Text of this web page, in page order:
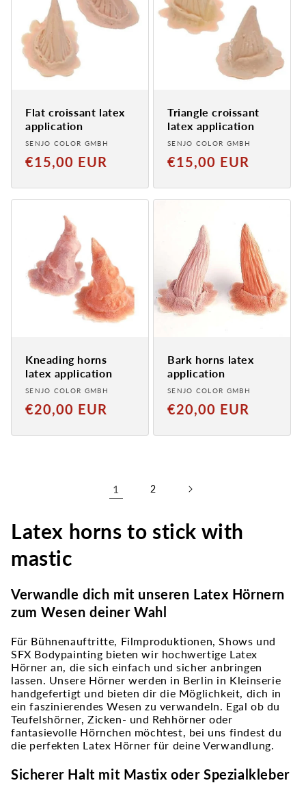
Flat croissant latex
application
Provider:
SENJO COLOR GMBH
Normal
€15,00 EUR
Triangle croissant
latex application
Provider:
SENJO COLOR GMBH
Normal
€15,00 EUR
Kneading horns
latex application
Provider:
SENJO COLOR GMBH
Normal
€20,00 EUR
Bark horns latex
application
Provider:
SENJO COLOR GMBH
Normal
€20,00 EUR
1 2
Latex horns to stick with
mastic
Verwandle dich mit unseren Latex Hörnern
zum Wesen deiner Wahl
Für Bühnenauftritte, Filmproduktionen, Shows und
SFX Bodypainting bieten wir hochwertige Latex
Hörner an, die sich einfach und sicher anbringen
lassen. Unsere Hörner werden in Berlin in Kleinserie
handgefertigt und bieten dir die Möglichkeit, dich in
ein faszinierendes Wesen zu verwandeln. Egal ob du
Teufelshörner, Zicken- und Rehhörner oder
fantasievolle Hörnchen möchtest, bei uns findest du
die perfekten Latex Hörner für deine Verwandlung.
Sicherer Halt mit Mastix oder Spezialkleber